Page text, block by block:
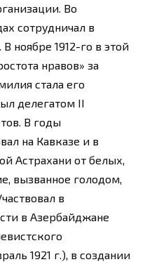
Во
сотрудничал в
ноябре 1912-го в этой
нравов» за
стала его
делегатом II
В годы
на Кавказе и в
Астрахани от белых,
вызванное голодом,
в
в Азербайджане
1921 г.), в создании